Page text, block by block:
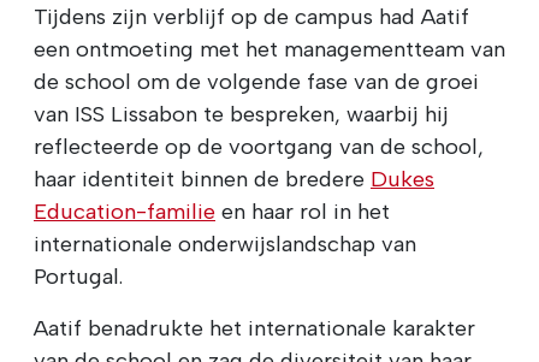
Tijdens zijn verblijf op de campus had Aatif
een ontmoeting met het managementteam van
de school om de volgende fase van de groei
van ISS Lissabon te bespreken, waarbij hij
reflecteerde op de voortgang van de school,
haar identiteit binnen de bredere Dukes
Education-familie en haar rol in het
internationale onderwijslandschap van
Portugal.
Aatif benadrukte het internationale karakter